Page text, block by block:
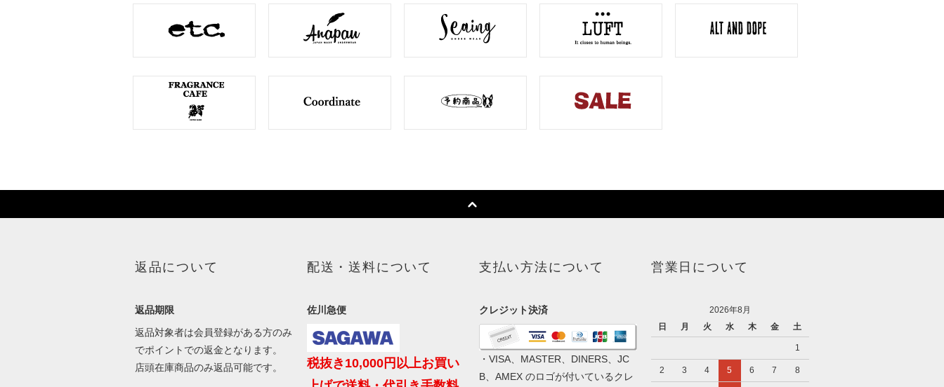
返品について
返品期限
返品対象者は会員登録がある方のみ
でポイントでの返金となります。
店頭在庫商品のみ返品可能です。
配送・送料について
佐川急便
税抜き10,000円以上お買い
支払い方法について
クレジット決済
・VISA、MASTER、DINERS、JC
B、AMEX のロゴが付いているクレ
営業日について
2026年8月
日
月 火 水 木 金 土
1
2 3 4 5 6 7 8